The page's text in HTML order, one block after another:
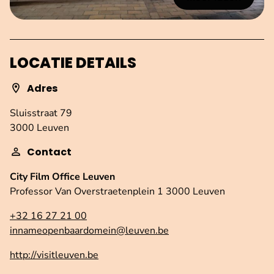
LOCATIE DETAILS
Adres
Sluisstraat 79
3000 Leuven
Contact
City Film Office Leuven
Professor Van Overstraetenplein 1 3000 Leuven
+32 16 27 21 00
innameopenbaardomein@leuven.be
http://visitleuven.be